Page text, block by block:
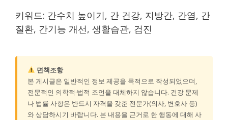
키워드: 간수치 높이기, 간 건강, 지방간, 간염, 간
질환, 간기능 개선, 생활습관, 검진
면책조항
본 게시글은 일반적인 정보 제공을 목적으로 작성되었으며,
전문적인 의학적·법적 조언을 대체하지 않습니다. 건강 문제
나 법률 사항은 반드시 자격을 갖춘 전문가(의사, 변호사 등)
와 상담하시기 바랍니다. 본 내용을 근거로 한 행동에 대해 사